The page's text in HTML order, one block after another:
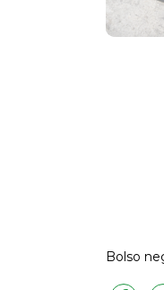
Bolso